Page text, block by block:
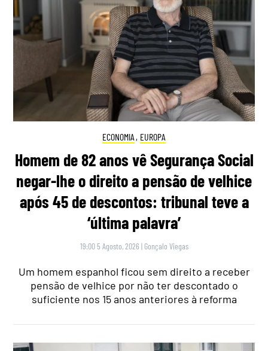
ECONOMIA , EUROPA
Homem de 82 anos vê Segurança Social
negar-lhe o direito a pensão de velhice
após 45 de descontos: tribunal teve a
‘última palavra’
19:00 5 Agosto, 2026 | Gonçalo Viegas
Um homem espanhol ficou sem direito a receber
pensão de velhice por não ter descontado o
suficiente nos 15 anos anteriores à reforma